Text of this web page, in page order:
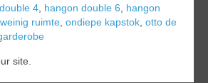
4 hangon double 6
hangon
ruimte ondiepe kapstok otto de
site.